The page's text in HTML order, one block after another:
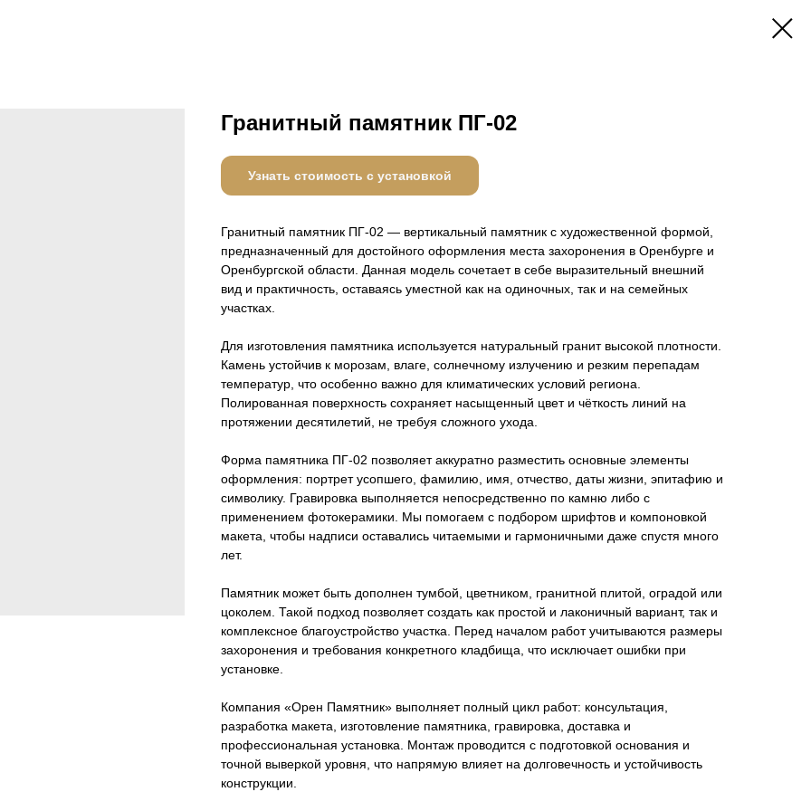
Гранитный памятник ПГ-02
Узнать стоимость с установкой
Гранитный памятник ПГ-02 — вертикальный памятник с художественной формой,
предназначенный для достойного оформления места захоронения в Оренбурге и
Оренбургской области. Данная модель сочетает в себе выразительный внешний
вид и практичность, оставаясь уместной как на одиночных, так и на семейных
участках.
Для изготовления памятника используется натуральный гранит высокой плотности.
Камень устойчив к морозам, влаге, солнечному излучению и резким перепадам
температур, что особенно важно для климатических условий региона.
Полированная поверхность сохраняет насыщенный цвет и чёткость линий на
протяжении десятилетий, не требуя сложного ухода.
Форма памятника ПГ-02 позволяет аккуратно разместить основные элементы
оформления: портрет усопшего, фамилию, имя, отчество, даты жизни, эпитафию и
символику. Гравировка выполняется непосредственно по камню либо с
применением фотокерамики. Мы помогаем с подбором шрифтов и компоновкой
макета, чтобы надписи оставались читаемыми и гармоничными даже спустя много
лет.
Памятник может быть дополнен тумбой, цветником, гранитной плитой, оградой или
цоколем. Такой подход позволяет создать как простой и лаконичный вариант, так и
комплексное благоустройство участка. Перед началом работ учитываются размеры
захоронения и требования конкретного кладбища, что исключает ошибки при
установке.
Компания «Орен Памятник» выполняет полный цикл работ: консультация,
разработка макета, изготовление памятника, гравировка, доставка и
профессиональная установка. Монтаж проводится с подготовкой основания и
точной выверкой уровня, что напрямую влияет на долговечность и устойчивость
конструкции.